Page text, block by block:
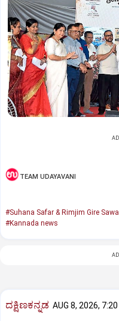
TEAM UDAYAVANI
#Suhana Safar & Rimjim Gire
#Kannada news
ದಕ್ಷಿಣಕನ್ನಡ AUG 8, 2026,